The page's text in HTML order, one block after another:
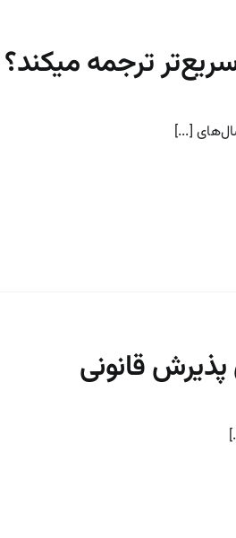
ترجمه میکند؟
[...]
قانونی